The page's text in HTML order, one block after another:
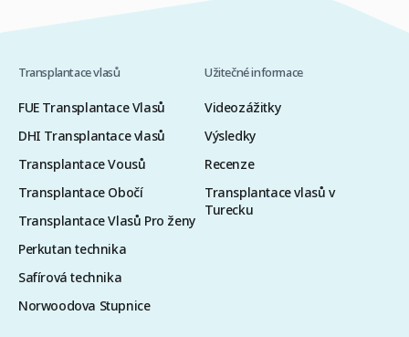
Transplantace vlasů
FUE Transplantace Vlasů
DHI Transplantace vlasů
Transplantace Vousů
Transplantace Obočí
Transplantace Vlasů Pro ženy
Perkutan technika
Safírová technika
Norwoodova Stupnice
Užitečné informace
Videozážitky
Výsledky
Recenze
Transplantace vlasů v
Turecku